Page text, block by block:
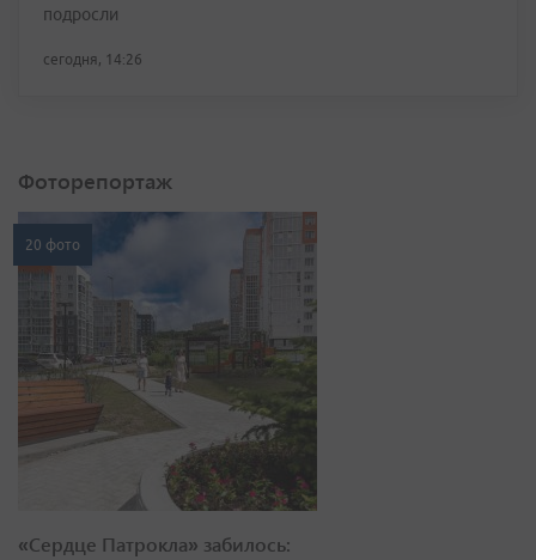
подросли
сегодня, 14:26
Фоторепортаж
20 фото
«Сердце Патрокла» забилось: